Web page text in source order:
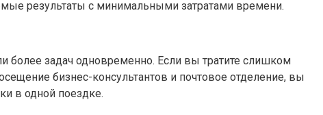
результаты с минимальными затратами времени.
более задач одновременно. Если вы тратите слишком
бизнес-консультантов и почтовое отделение, вы
в одной поездке.